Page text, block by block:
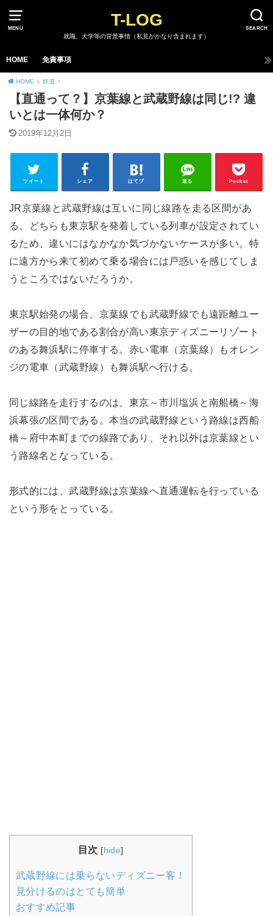
MENU SEARCH
T-LOG
就職、大学等の背景事情（私見がかなり含まれます）
HOME 免責事項
HOME 鉄道
【直通って？】京葉線と武蔵野線は同じ!? 違
いとは一体何か？
2019年12月2日
ツイート シェア はてブ 送る Pocket
JR京葉線と武蔵野線は互いに同じ線路を走る区間があ
る。どちらも東京駅を発着している列車が設定されてい
るため、違いにはなかなか気づかないケースが多い。特
に遠方から来て初めて乗る場合には戸惑いを感じてしま
うところではないだろうか。
東京駅始発の場合、京葉線でも武蔵野線でも遠距離ユー
ザーの目的地である割合が高い東京ディズニーリゾート
のある舞浜駅に停車する。赤い電車（京葉線）もオレン
ジの電車（武蔵野線）も舞浜駅へ行ける。
同じ線路を走行するのは、東京～市川塩浜と南船橋～海
浜幕張の区間である。本当の武蔵野線という路線は西船
橋～府中本町までの線路であり、それ以外は京葉線とい
う路線名となっている。
形式的には、武蔵野線は京葉線へ直通運転を行っている
という形をとっている。
目次 [hide]
武蔵野線には乗らないディズニー客！
見分けるのはとても簡単
おすすめ記事